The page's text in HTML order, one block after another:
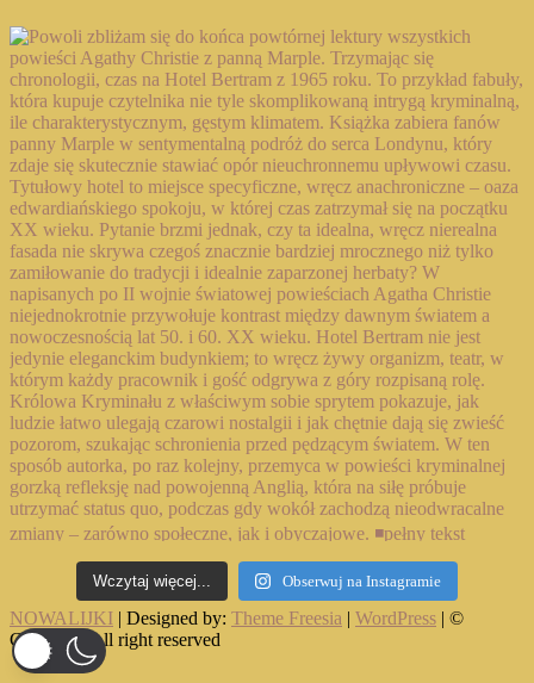
Wczytaj więcej... Obserwuj na Instagramie
NOWALIJKI | Designed by: Theme Freesia | WordPress | ©
Copyright All right reserved